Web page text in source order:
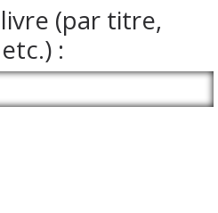
(par titre,
: